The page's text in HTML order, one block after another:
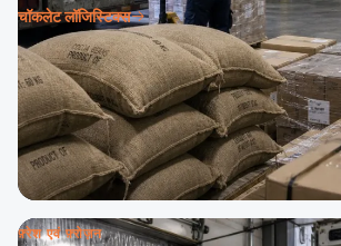
चॉकलेट लॉजिस्टिक्स
फ़्रेश एवं फ़्रोज़न